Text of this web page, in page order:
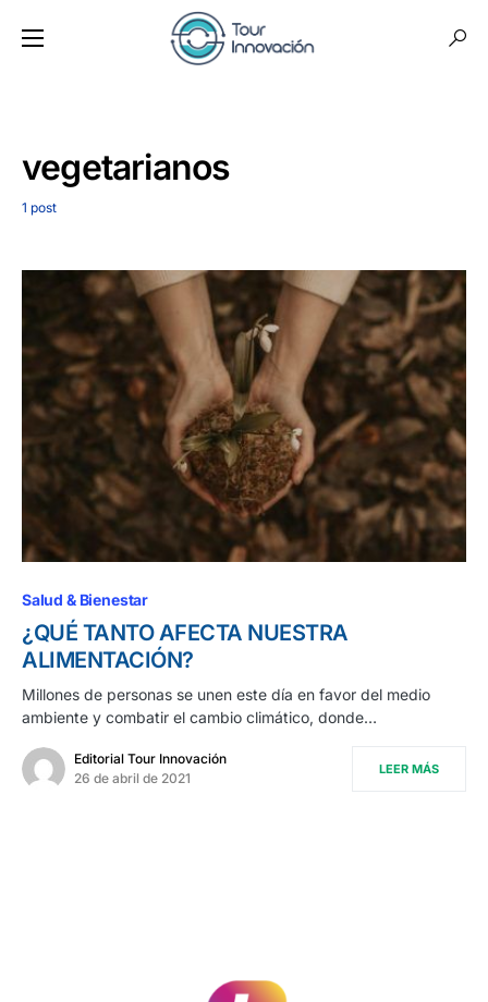
vegetarianos
1 post
Salud & Bienestar
¿QUÉ TANTO AFECTA NUESTRA
ALIMENTACIÓN?
Millones de personas se unen este día en favor del medio
ambiente y combatir el cambio climático, donde…
Editorial Tour Innovación
26 de abril de 2021
LEER MÁS